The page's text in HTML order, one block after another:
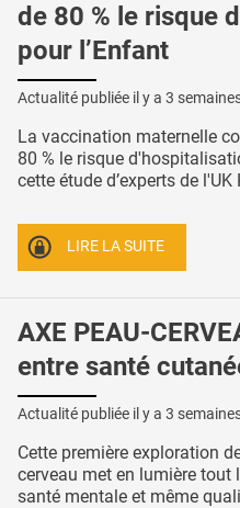
de 80 % le risque
pour l’Enfant
Actualité publiée il y a 3
La vaccination maternelle
80 % le risque
cette étude d’experts de l'UK
LIRE LA SUITE
AXE PEAU-
entre santé
Actualité publiée il y a 3
Cette première exploration
cerveau met en lumière tout
santé mentale et même